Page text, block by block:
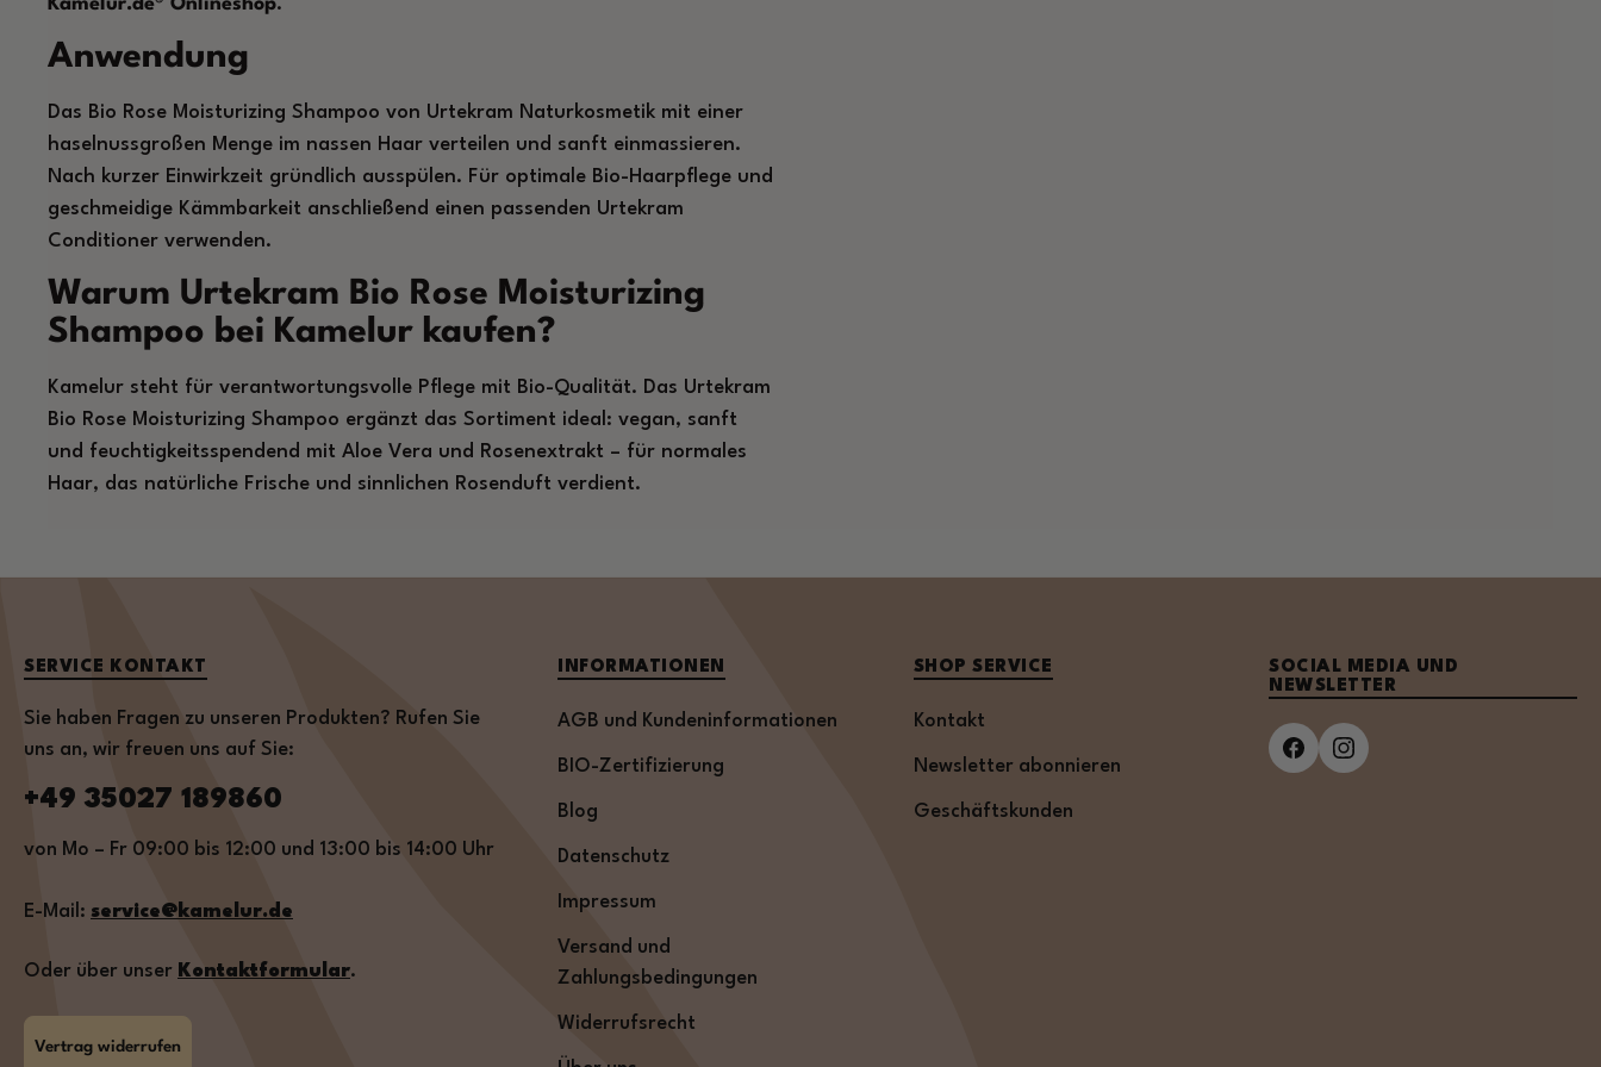
Kamelur.de® Onlineshop.
Anwendung
Das Bio Rose Moisturizing Shampoo von Urtekram Naturkosmetik mit einer
haselnussgroßen Menge im nassen Haar verteilen und sanft einmassieren.
Nach kurzer Einwirkzeit gründlich ausspülen. Für optimale Bio-Haarpflege und
geschmeidige Kämmbarkeit anschließend einen passenden Urtekram
Conditioner verwenden.
Warum Urtekram Bio Rose Moisturizing
Shampoo bei Kamelur kaufen?
Kamelur steht für verantwortungsvolle Pflege mit Bio-Qualität. Das Urtekram
Bio Rose Moisturizing Shampoo ergänzt das Sortiment ideal: vegan, sanft
und feuchtigkeitsspendend mit Aloe Vera und Rosenextrakt – für normales
Haar, das natürliche Frische und sinnlichen Rosenduft verdient.
SERVICE KONTAKT
Sie haben Fragen zu unseren Produkten? Rufen Sie
uns an, wir freuen uns auf Sie:
+49 35027 189860
von Mo – Fr 09:00 bis 12:00 und 13:00 bis 14:00 Uhr
E-Mail: service@kamelur.de
Oder über unser Kontaktformular.
Vertrag widerrufen
INFORMATIONEN
AGB und Kundeninformationen
BIO-Zertifizierung
Blog
Datenschutz
Impressum
Versand und
Zahlungsbedingungen
Widerrufsrecht
SHOP SERVICE
Kontakt
Newsletter abonnieren
Geschäftskunden
SOCIAL MEDIA UND
NEWSLETTER